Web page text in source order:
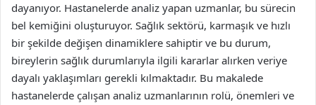
dayanıyor. Hastanelerde analiz yapan uzmanlar, bu sürecin
bel kemiğini oluşturuyor. Sağlık sektörü, karmaşık ve hızlı
bir şekilde değişen dinamiklere sahiptir ve bu durum,
bireylerin sağlık durumlarıyla ilgili kararlar alırken veriye
dayalı yaklaşımları gerekli kılmaktadır. Bu makalede
hastanelerde çalışan analiz uzmanlarının rolü, önemleri ve